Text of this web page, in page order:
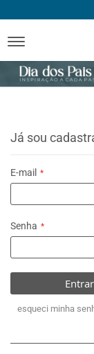
Já sou
E-mail
Senha
Entrar
esqueci minha